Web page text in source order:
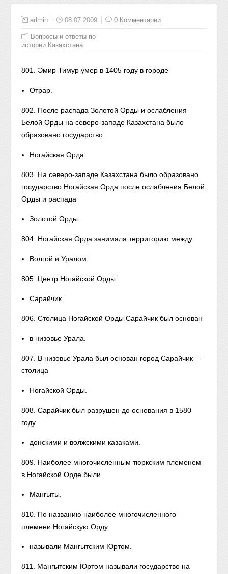
admin 08.07.2009 0 Комментарии
Вопросы и ответы по
истории Казахстана
801. Эмир Тимур умер в 1405 году в городе
Отрар.
802. После распада Золотой Орды и ослабления
Белой Орды на северо-западе Казахстана было
образовано государство
Ногайская Орда.
803. На северо-западе Казахстана было образовано
государство Ногайская Орда после ослабления Белой
Орды и распада
Золотой Орды.
804. Ногайская Орда занимала территорию между
Волгой и Уралом.
805. Центр Ногайской Орды
Сарайчик.
806. Столица Ногайской Орды Сарайчик был основан
в низовье Урала.
807. В низовье Урала был основан город Сарайчик —
столица
Ногайской Орды.
808. Сарайчик был разрушен до основания в 1580
году
донскими и волжскими казаками.
809. Наиболее многочисленным тюркским племенем
в Ногайской Орде были
Мангыты.
810. По названию наиболее многочисленного
племени Ногайскую Орду
называли Мангытским Юртом.
811. Мангытским Юртом называли государство на